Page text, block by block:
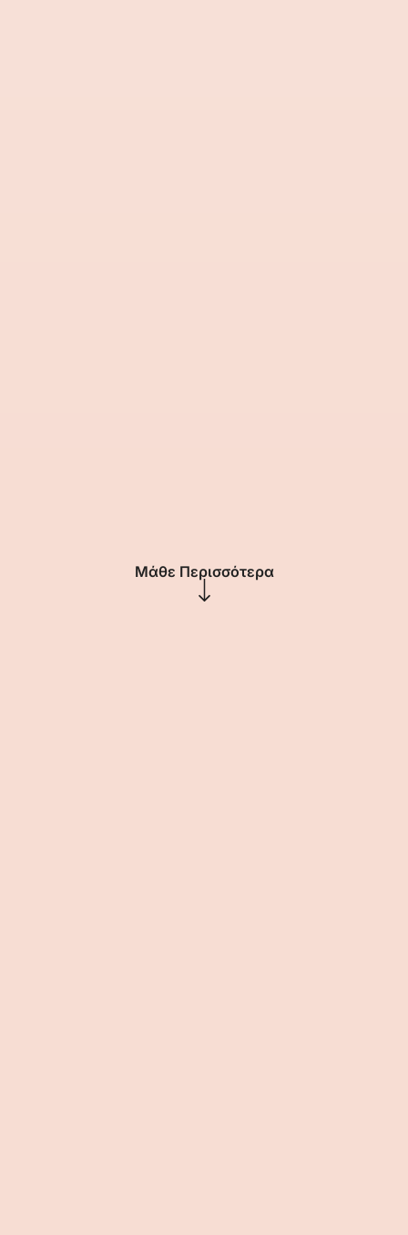
Μάθε Περισσότερα